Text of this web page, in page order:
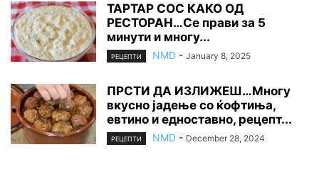
ТАРТАР СОС КАКО ОД
РЕСТОРАН…Се прави за 5
минути и многу...
РЕЦЕПТИ NMD - January 8, 2025
ПРСТИ ДА ИЗЛИЖЕШ…Многу
вкусно јадење со ќофтиња,
евтино и едноставно, рецепт...
РЕЦЕПТИ NMD - December 28, 2024